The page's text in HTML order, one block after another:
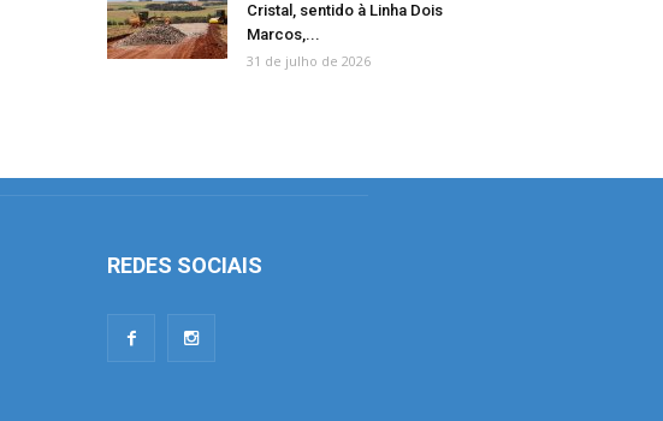
Cristal, sentido à Linha Dois
Marcos,...
31 de julho de 2026
REDES SOCIAIS